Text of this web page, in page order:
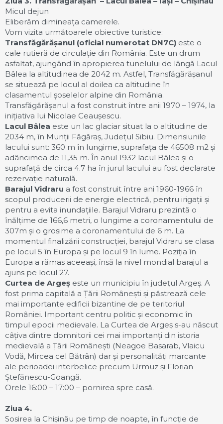
Micul dejun
Eliberăm dimineața camerele.
Vom vizita următoarele obiective turistice:
Transfăgărășanul (oficial numerotat DN7C) este o
cale rutieră de circulație din România. Este un drum
asfaltat, ajungând în apropierea tunelului de lângă Lacul
Bâlea la altitudinea de 2042 m. Astfel, Transfăgărășanul
se situează pe locul al doilea ca altitudine în
clasamentul șoselelor alpine din România.
Transfăgărășanul a fost construit între anii 1970 – 1974, la
inițiativa lui Nicolae Ceaușescu.
Lacul Bâlea este un lac glaciar situat la o altitudine de
2034 m, în Munții Făgăraș, Județul Sibiu. Dimensiunile
lacului sunt: 360 m în lungime, suprafața de 46508 m2 și
adâncimea de 11,35 m. În anul 1932 lacul Bâlea și o
suprafață de circa 4.7 ha în jurul lacului au fost declarate
rezervație naturală.
Barajul Vidraru a fost construit între ani 1960-1966 în
scopul producerii de energie electrică, pentru irigații și
pentru a evita inundațiile. Barajul Vidraru prezintă o
înălțime de 166,6 metri, o lungime a coronamentului de
307m și o grosime a coronamentului de 6 m. La
momentul finalizării construcției, barajul Vidraru se clasa
pe locul 5 în Europa și pe locul 9 în lume. Poziția în
Europa a rămas aceeași, însă la nivel mondial barajul a
ajuns pe locul 27.
Curtea de Argeș este un municipiu în județul Argeș. A
fost prima capitală a Țării Românești și păstrează cele
mai importante edificii bizantine de pe teritoriul
României. Important centru politic și economic în
timpul epocii medievale. La Curtea de Argeș s-au născut
câțiva dintre domnitorii cei mai importanți din istoria
medievală a Țării Românești (Neagoe Basarab, Vlaicu
Vodă, Mircea cel Bătrân) dar și personalități marcante
ale perioadei interbelice precum Urmuz și Florian
Ștefănescu-Goangă.
Orele 16:00 – 17:00 – pornirea spre casă.
Ziua 4.
Sosirea la Chișinău pe timp de noapte, în funcție de